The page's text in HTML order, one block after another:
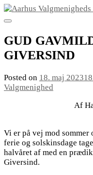
Skip
to
GUD
GIVERSIND
Posted on 18. maj 2023
Valgmenighed
Af
Vi er på vej mod sommer
ferie og solskinsdage
halvåret af med en
Giversind.